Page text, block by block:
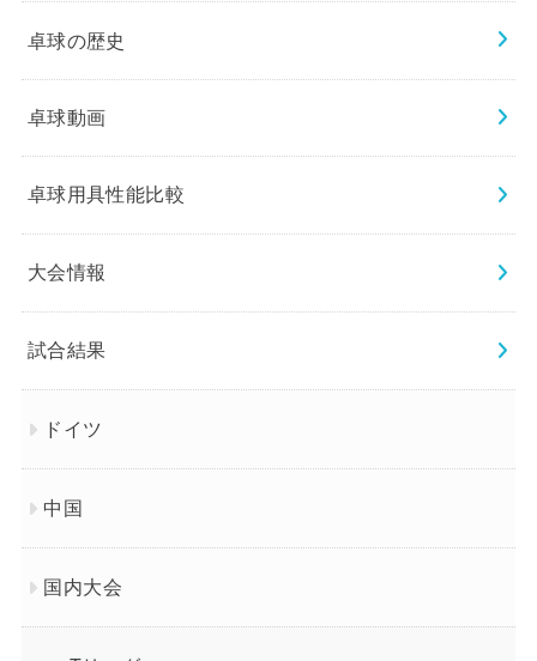
卓球の歴史
卓球動画
卓球用具性能比較
大会情報
試合結果
ドイツ
中国
国内大会